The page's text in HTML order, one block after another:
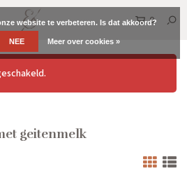
0
geitenmelk
website te verbeteren. Is dat akkoord?
NEE Meer over cookies »